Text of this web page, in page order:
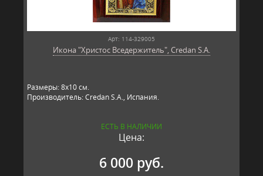
Арт: 114-329005
Икона "Христос Вседержитель", Credan S.A.
Размеры: 8х10 см.
Производитель: Credan S.A., Испания.
ЕСТЬ В НАЛИЧИИ
Цена:
6 000 руб.